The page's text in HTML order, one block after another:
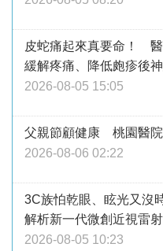
皮蛇痛起來真要命！
緩解疼痛、降低皰疹後
2026-08-05 15:05
父親節顧健康 桃園醫
2026-08-06 02:22
3C族怕乾眼、眩光又
解析新一代微創近視雷射
2026-08-05 10:23